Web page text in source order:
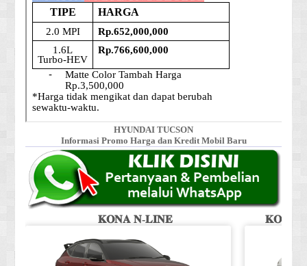
HYUNDAI TUCSON
Informasi Promo Harga dan Kredit Mobil Baru
𝐊𝐎𝐍𝐀 𝐍-𝐋𝐈𝐍𝐄 𝐊𝐎𝐍𝐀